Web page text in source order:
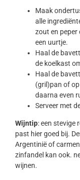
Maak
alle
zout en peper
een uurtje.
Haal de
de koelkast
Haal de
(gril)pan of
daarna even
Serveer met
Wijntip: een stevige
past hier goed bij.
Argentinië of
zinfandel kan ook.
wijnen.